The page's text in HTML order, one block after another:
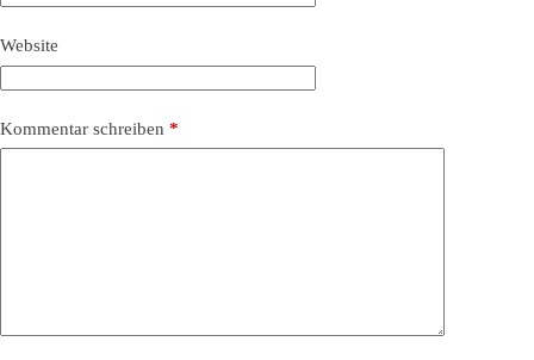
Website
Kommentar schreiben *